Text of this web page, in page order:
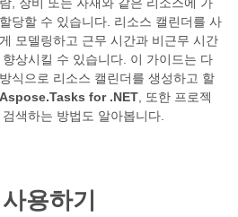
, 장비 또는 자재와 같은 리소스에 가
당할 수 있습니다. 리소스 캘린더를 사
모델링하고 근무 시간과 비근무 시간
상시킬 수 있습니다. 이 가이드는 다
식으로 리소스 캘린더를 생성하고 할
Aspose.Tasks for .NET, 또한 프로젝
색하는 방법도 알아봅니다.
용하기